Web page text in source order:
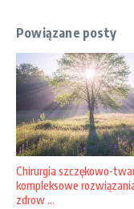
Powiązane posty
Chirurgia szczękowo-
kompleksowe
zdrow ...